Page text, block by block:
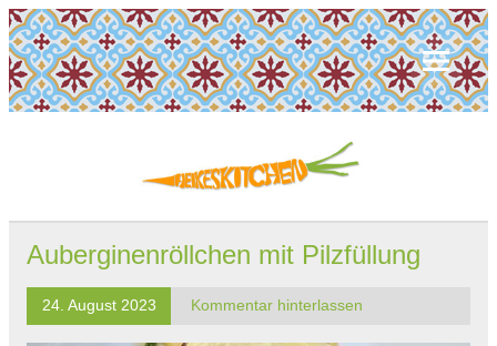
Auberginenröllchen mit Pilzfüllung
24. August 2023 Kommentar hinterlassen